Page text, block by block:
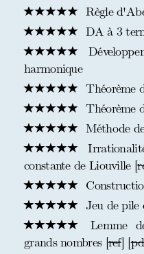
Règle
DA à 3
harmonique
Théorème
Théorème
Méthode
constante de Liouville [
Jeu de pile
Lemme
grands nombres [ref] [